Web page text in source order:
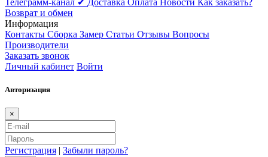
Телеграмм-канал ✔ Доставка Оплата Новости Как заказать?
Возврат и обмен
Информация
Контакты Сборка Замер Статьи Отзывы Вопросы
Производители
Заказать звонок
Личный кабинет Войти
Авторизация
×
Регистрация | Забыли пароль?